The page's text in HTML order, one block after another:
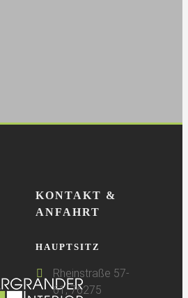
KONTAKT &
ANFAHRT
HAUPTSITZ
Rheinstraße 57-
61, 76275